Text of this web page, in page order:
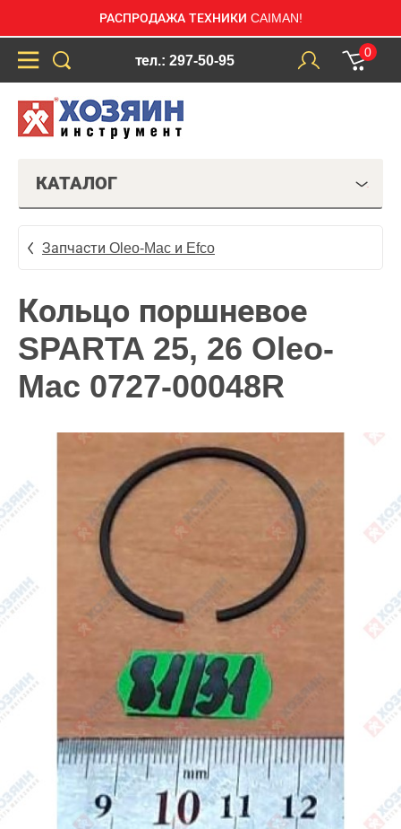
РАСПРОДАЖА ТЕХНИКИ CAIMAN!
тел.: 297-50-95
0
КАТАЛОГ
Запчасти Oleo-Mac и Efco
Кольцо поршневое
SPARTA 25, 26 Oleo-
Mac 0727-00048R